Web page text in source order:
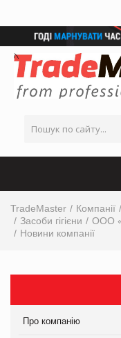
TradeMaster Компанії
Засоби гігієни
ООО
Новини компанії
Про компанію